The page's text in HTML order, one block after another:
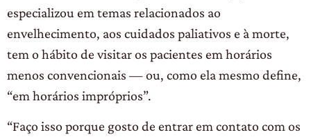
especializou em temas relacionados ao
envelhecimento, aos cuidados paliativos e à morte,
tem o hábito de visitar os pacientes em horários
menos convencionais — ou, como ela mesmo define,
“em horários impróprios”.
“Faço isso porque gosto de entrar em contato com os